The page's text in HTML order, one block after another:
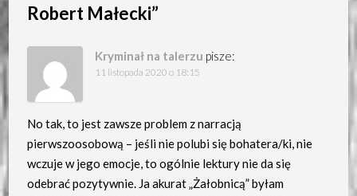
Robert Małecki”
Kryminał na talerzu pisze:
11 listopada 2020 o 18:15
No tak, to jest zawsze problem z narracją
pierwszoosobową – jeśli nie polubi się bohatera/ki, nie
wczuje w jego emocje, to ogólnie lektury nie da się
odebrać pozytywnie. Ja akurat „Żałobnicą” byłam